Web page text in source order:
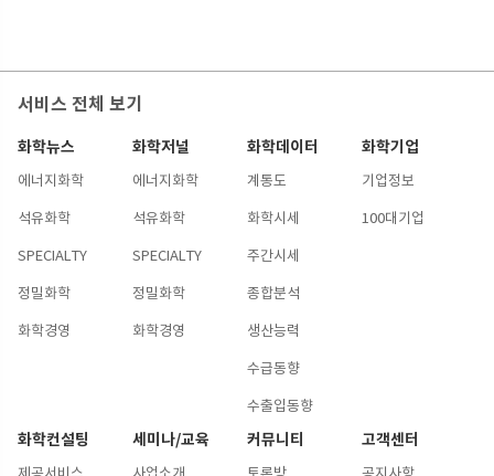
서비스 전체 보기
화학뉴스
에너지화학
석유화학
SPECIALTY
정밀화학
화학경영
화학저널
에너지화학
석유화학
SPECIALTY
정밀화학
화학경영
화학데이터
계통도
화학시세
주간시세
종합분석
생산능력
수급동향
수출입동향
화학기업
기업정보
100대기업
화학컨설팅 세미나/교육 커뮤니티 고객센터